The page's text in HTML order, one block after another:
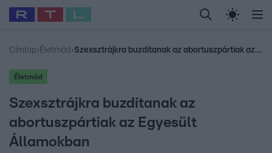
Legfrissebb RTL Híradó Randi Celeb vagyok,
Babits Marcella Most Wanted Gallusz
Címlap› Életmód › Szexsztrájkra buzdítanak az abortuszpártiak az Egyesült Államokban
Életmód
Szexsztrájkra buzdítanak az
abortuszpártiak az Egyesült
Államokban